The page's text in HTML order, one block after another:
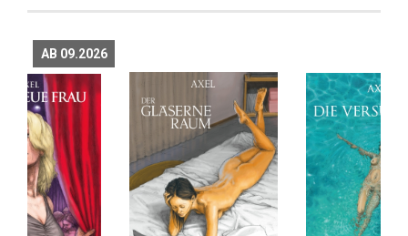
AB 09.2026